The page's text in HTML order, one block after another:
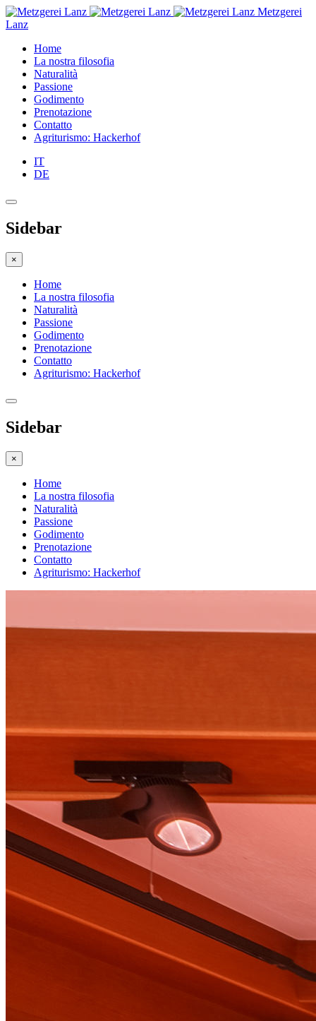
Metzgerei
Lanz
Home
La nostra filosofia
Naturalità
Passione
Godimento
Prenotazione
Contatto
Agriturismo: Hackerhof
IT
DE
Sidebar
×
Home
La nostra filosofia
Naturalità
Passione
Godimento
Prenotazione
Contatto
Agriturismo: Hackerhof
Sidebar
×
Home
La nostra filosofia
Naturalità
Passione
Godimento
Prenotazione
Contatto
Agriturismo: Hackerhof